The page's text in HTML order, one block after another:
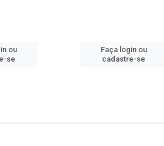
ou
se
Faça login ou
cadastre-se